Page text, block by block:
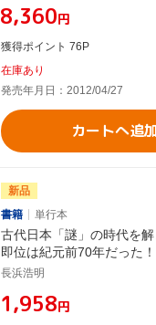
¥8,360円
獲得ポイント 76P
在庫あり
発売年月日：2012/04/27
カートへ追加
新品
書籍
単行本
古代日本「謎」の時代を
即位は紀元前70年だった！
長浜浩明
¥1,958円